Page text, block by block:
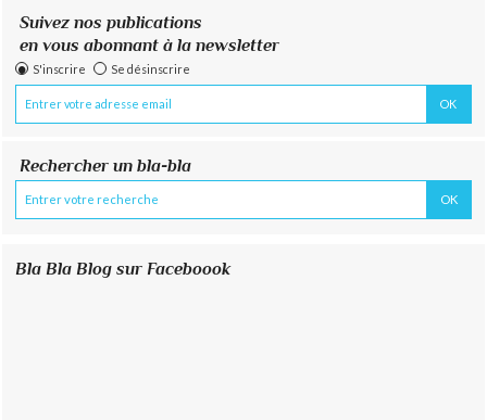
Suivez nos publications
en vous abonnant à la newsletter
S'inscrire Se désinscrire
Rechercher un bla-bla
Bla Bla Blog sur Faceboook